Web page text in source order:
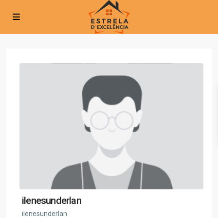
ilenesunderlan
ilenesunderlan